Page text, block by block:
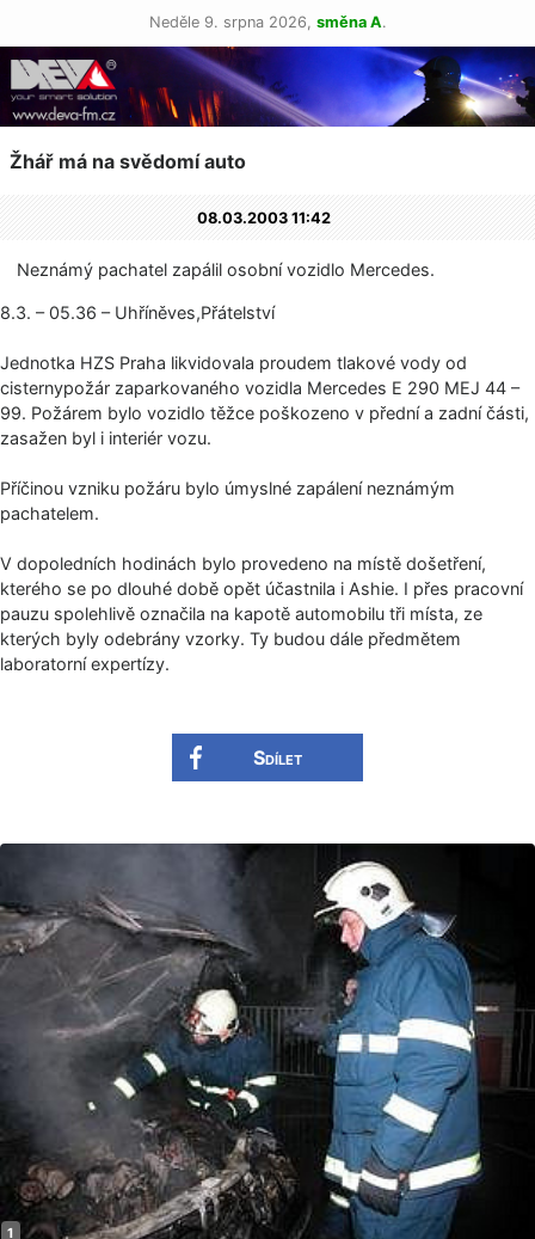
Neděle 9. srpna 2026, směna A.
Žhář má na svědomí auto
08.03.2003 11:42
Neznámý pachatel zapálil osobní vozidlo Mercedes.
8.3. – 05.36 – Uhříněves,Přá­telství
Jednotka HZS Praha likvidovala proudem tlakové vody od
cisternypožár zaparkovaného vozidla Mercedes E 290 MEJ 44 –
99. Požárem bylo vozidlo těžce poškozeno v přední a zadní části,
zasažen byl i interiér vozu.
Příčinou vzniku požáru bylo úmyslné zapálení neznámým
pachatelem.
V dopoledních hodinách bylo provedeno na místě došetření,
kterého se po dlouhé době opět účastnila i Ashie. I přes pracovní
pauzu spolehlivě označila na kapotě automobilu tři místa, ze
kterých byly odebrány vzorky. Ty budou dále předmětem
laboratorní expertízy.
Sdílet